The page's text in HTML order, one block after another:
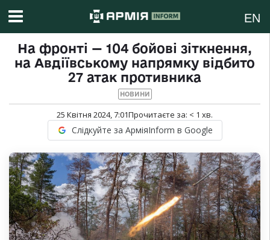
EN
На фронті — 104 бойові зіткнення,
на Авдіївському напрямку відбито
27 атак противника
НОВИНИ
25 Квітня 2024, 7:01Прочитаєте за: < 1 хв.
Слідкуйте за АрміяInform в Google